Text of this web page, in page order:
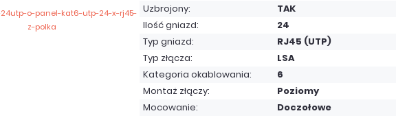
Uzbrojony:
TAK
Ilość gniazd:
24
Typ gniazd:
RJ45 (UTP)
Typ złącza:
LSA
Kategoria okablowania:
6
Montaż złączy:
Poziomy
Mocowanie:
Doczołowe